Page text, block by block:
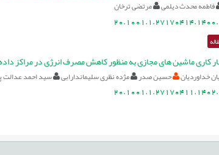
فاطمه محدث دیلمی مرتضی ترخان
کاری ماشین های مجازی به منظور کاهش مصرف انرژی در مراکز
خداوردیان حسین صدر مژده نظری سلیماندارابی سید احمد عدالت